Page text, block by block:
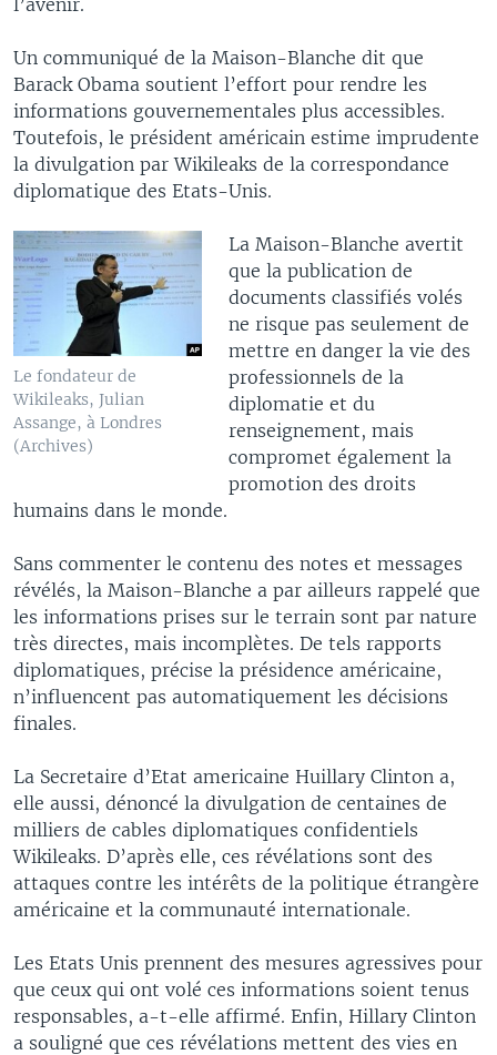
Un communiqué de la Maison-Blanche dit que
Barack Obama soutient l’effort pour rendre les
informations gouvernementales plus accessibles.
Toutefois, le président américain estime imprudente
la divulgation par Wikileaks de la correspondance
diplomatique des Etats-Unis.
Le fondateur de
Wikileaks, Julian
Assange, à Londres
(Archives)
La Maison-Blanche avertit
que la publication de
documents classifiés volés
ne risque pas seulement de
mettre en danger la vie des
professionnels de la
diplomatie et du
renseignement, mais
compromet également la
promotion des droits
humains dans le monde.
Sans commenter le contenu des notes et messages
révélés, la Maison-Blanche a par ailleurs rappelé que
les informations prises sur le terrain sont par nature
très directes, mais incomplètes. De tels rapports
diplomatiques, précise la présidence américaine,
n’influencent pas automatiquement les décisions
finales.
La Secretaire d’Etat americaine Huillary Clinton a,
elle aussi, dénoncé la divulgation de centaines de
milliers de cables diplomatiques confidentiels
Wikileaks. D’après elle, ces révélations sont des
attaques contre les intérêts de la politique étrangère
américaine et la communauté internationale.
Les Etats Unis prennent des mesures agressives pour
que ceux qui ont volé ces informations soient tenus
responsables, a-t-elle affirmé. Enfin, Hillary Clinton
a souligné que ces révélations mettent des vies en